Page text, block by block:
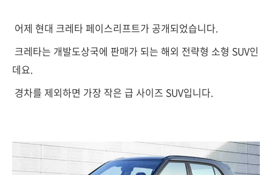
어제 현대 크레타 페이스리프트가 공개되었습니다.
크레타는 개발도상국에 판매가 되는 해외 전략형 소형 SUV인
데요.
경차를 제외하면 가장 작은 급 사이즈 SUV입니다.